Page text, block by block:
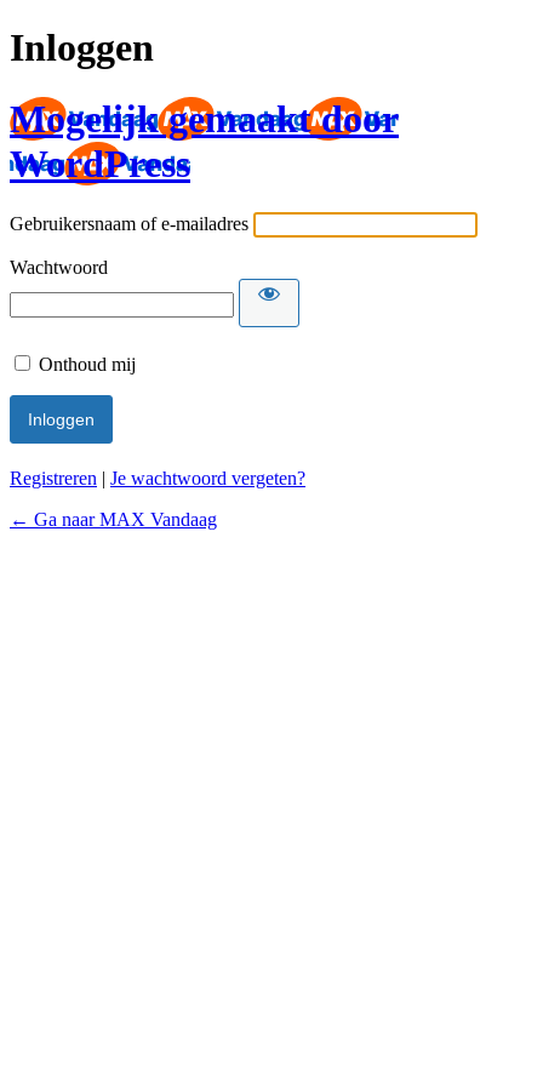
Inloggen
Mogelijk gemaakt door
WordPress
Gebruikersnaam of e-mailadres
Wachtwoord
Onthoud mij
Registreren | Je wachtwoord vergeten?
← Ga naar MAX Vandaag